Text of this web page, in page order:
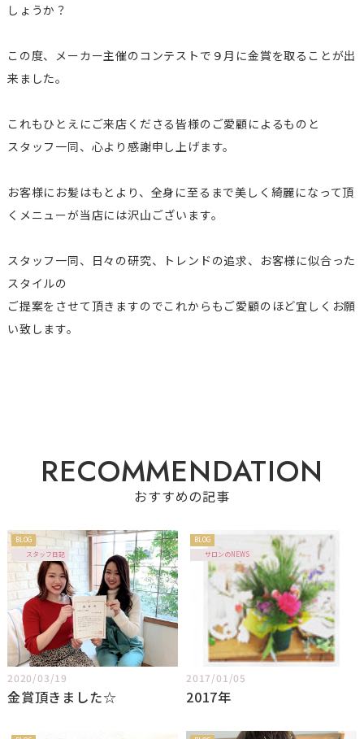
しょうか？
この度、メーカー主催のコンテストで９月に金賞を取ることが出
来ました。
これもひとえにご来店くださる皆様のご愛顧によるものと
スタッフ一同、心より感謝申し上げます。
お客様にお髪はもとより、全身に至るまで美しく綺麗になって頂
くメニューが当店には沢山ございます。
スタッフ一同、日々の研究、トレンドの追求、お客様に似合った
スタイルの
ご提案をさせて頂きますのでこれからもご愛顧のほど宜しくお願
い致します。
RECOMMENDATION
おすすめの記事
BLOG
スタッフ日記
2020/03/19
金賞頂きました☆
BLOG
サロンのNEWS
2017/01/05
2017年